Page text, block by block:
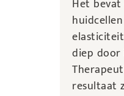
Het
diep
resultaat